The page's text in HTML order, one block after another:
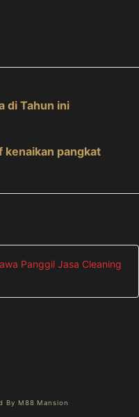
di Tahun ini
kenaikan pangkat
Panggil Jasa Cleaning
M88 Mansion